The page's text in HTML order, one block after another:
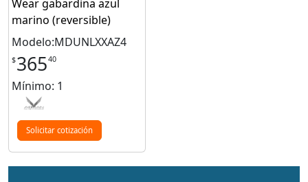
Wear gabardina azul
marino (reversible)
Modelo:MDUNLXXAZ4
$36540
Mínimo: 1
Solicitar cotización